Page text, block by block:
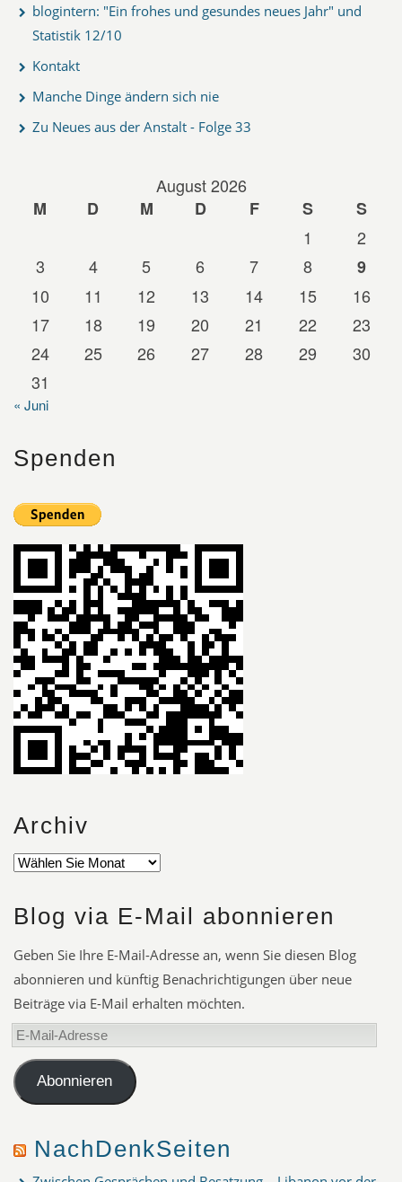
blogintern: "Ein frohes und gesundes neues Jahr" und
Statistik 12/10
Kontakt
Manche Dinge ändern sich nie
Zu Neues aus der Anstalt - Folge 33
August 2026
M
D M D F S
S
1
2
3
4 5 6 7 8
9
10
11 12 13 14 15
16
17
18 19 20 21 22
23
24
25 26 27 28 29
30
31
« Juni
Spenden
Archiv
Blog via E-Mail abonnieren
Geben Sie Ihre E-Mail-Adresse an, wenn Sie diesen Blog
abonnieren und künftig Benachrichtigungen über neue
Beiträge via E-Mail erhalten möchten.
E-
Mail-
AdresseAbonnieren
NachDenkSeiten